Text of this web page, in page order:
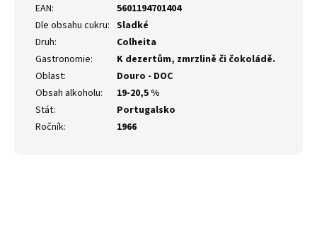
EAN:
5601194701404
Dle obsahu cukru: Sladké
Druh:
Colheita
Gastronomie:
K dezertům, zmrzlině či čokoládě.
Oblast:
Douro - DOC
Obsah alkoholu:
19-20,5 %
Stát:
Portugalsko
Ročník: 1966